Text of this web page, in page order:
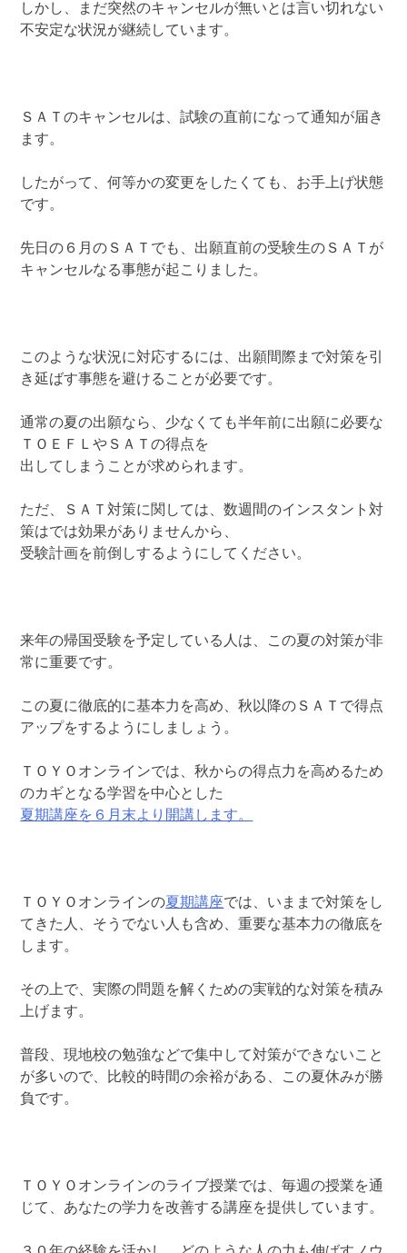
しかし、まだ突然のキャンセルが無いとは言い切れない
不安定な状況が継続しています。
ＳＡＴのキャンセルは、試験の直前になって通知が届き
ます。
したがって、何等かの変更をしたくても、お手上げ状態
です。
先日の６月のＳＡＴでも、出願直前の受験生のＳＡＴが
キャンセルなる事態が起こりました。
このような状況に対応するには、出願間際まで対策を引
き延ばす事態を避けることが必要です。
通常の夏の出願なら、少なくても半年前に出願に必要な
ＴＯＥＦＬやＳＡＴの得点を
出してしまうことが求められます。
ただ、ＳＡＴ対策に関しては、数週間のインスタント対
策はでは効果がありませんから、
受験計画を前倒しするようにしてください。
来年の帰国受験を予定している人は、この夏の対策が非
常に重要です。
この夏に徹底的に基本力を高め、秋以降のＳＡＴで得点
アップをするようにしましょう。
ＴＯＹＯオンラインでは、秋からの得点力を高めるため
のカギとなる学習を中心とした
夏期講座を６月末より開講します。
ＴＯＹＯオンラインの夏期講座では、いままで対策をし
てきた人、そうでない人も含め、重要な基本力の徹底を
します。
その上で、実際の問題を解くための実戦的な対策を積み
上げます。
普段、現地校の勉強などで集中して対策ができないこと
が多いので、比較的時間の余裕がある、この夏休みが勝
負です。
ＴＯＹＯオンラインのライブ授業では、毎週の授業を通
じて、あなたの学力を改善する講座を提供しています。